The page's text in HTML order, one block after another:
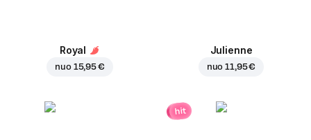
Royal
nuo 15,95 €
Julienne
nuo11,95 €
hit